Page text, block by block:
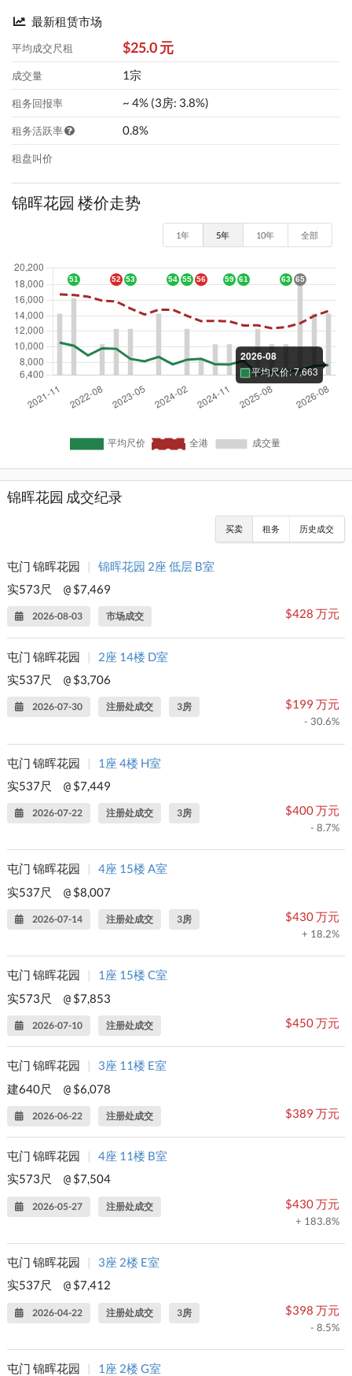
最新租赁市场
平均成交尺租 $25.0 元
成交量 1宗
租务回报率 ~ 4% (3房: 3.8%)
租务活跃率 0.8%
租盘叫价
锦晖花园 楼价走势
1年 5年 10年 全部
锦晖花园 成交纪录
买卖 租务 历史成交
屯门 锦晖花园 |
锦晖花园 2座 低层 B室
实573尺
@ $7,469
2026-08-03 市场成交 $428 万元
屯门 锦晖花园 |
2座 14楼 D室
实537尺
@ $3,706
2026-07-30 注册处成交 3房 $199 万元
- 30.6%
屯门 锦晖花园 |
1座 4楼 H室
实537尺
@ $7,449
2026-07-22 注册处成交 3房 $400 万元
- 8.7%
屯门 锦晖花园
4座 15楼 A室
实537尺
@ $8,007
2026-07-14 注册处成交 3房 $430 万元
+ 18.2%
屯门 锦晖花园
1座 15楼 C室
实573尺
@ $7,853
2026-07-10 注册处成交 $450 万元
屯门 锦晖花园 |
3座 11楼 E室
建640尺
@ $6,078
2026-06-22 注册处成交 $389 万元
屯门 锦晖花园 |
4座 11楼 B室
实573尺
@ $7,504
2026-05-27 注册处成交 $430 万元
+ 183.8%
屯门 锦晖花园 |
3座 2楼 E室
实537尺
@ $7,412
2026-04-22 注册处成交 3房 $398 万元
- 8.5%
屯门 锦晖花园 | 1座 2楼 G室